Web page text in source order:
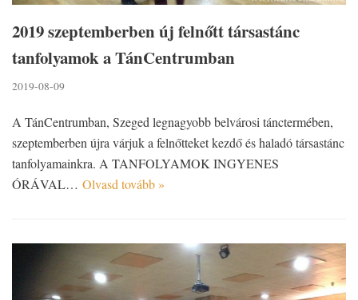
2019 szeptemberben új felnőtt társastánc
tanfolyamok a TánCentrumban
2019-08-09
A TánCentrumban, Szeged legnagyobb belvárosi tánctermében,
szeptemberben újra várjuk a felnőtteket kezdő és haladó társastánc
tanfolyamainkra. A TANFOLYAMOK INGYENES
ÓRÁVAL… Olvasd tovább »